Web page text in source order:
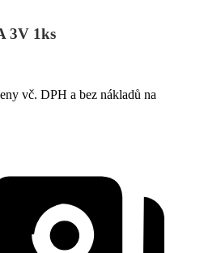
3V 1ks
vč. DPH a bez nákladů na